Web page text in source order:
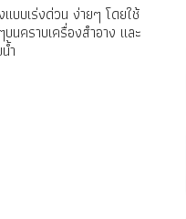
แบบเร่งด่วน ง่ายๆ โดยใช้
นคราบเครื่องสำอาง และ
ำ